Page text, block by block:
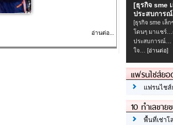
อ่านต่อ...
[ธุรกิจ sme
ประสบการ
[ธุรกิจ sme เล็
โดนๆ มาแชร์…
ประสบการณ์…
ใจ… [อ่านต่อ]
แฟรนไชส์ย
แฟรนไชส์
10 ทำเลขา
พื้นที่เช่าโ